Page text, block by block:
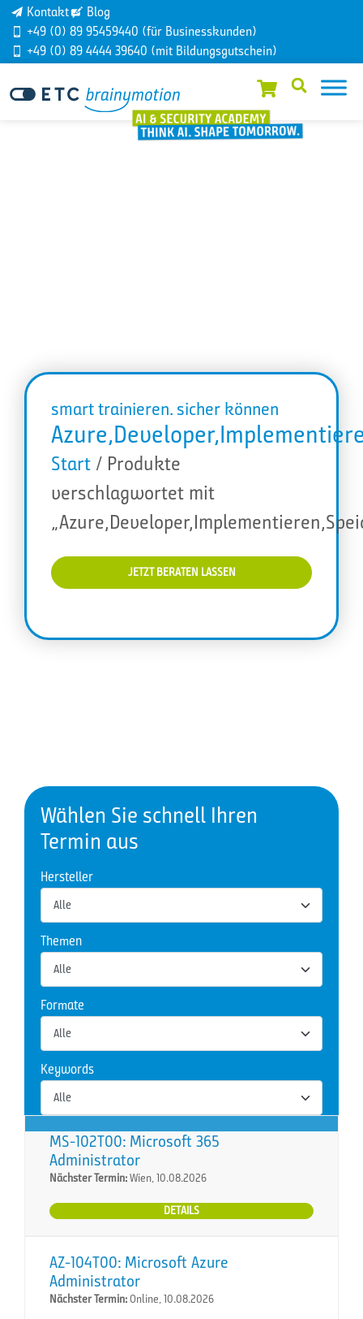
Kontakt
Blog
+49 (0) 89 95459440 (für Businesskunden)
+49 (0) 89 4444 39640 (mit Bildungsgutschein)
smart trainieren. sicher können
Start / Produkte
verschlagwortet mit
JETZT BERATEN LASSEN
Wählen Sie schnell Ihren
Termin aus
Hersteller
Themen
Formate
Keywords
MS-102T00: Microsoft 365
Administrator
Nächster Termin:Wien, 10.08.2026
DETAILS
AZ-104T00: Microsoft Azure
Administrator
Nächster Termin:Online, 10.08.2026